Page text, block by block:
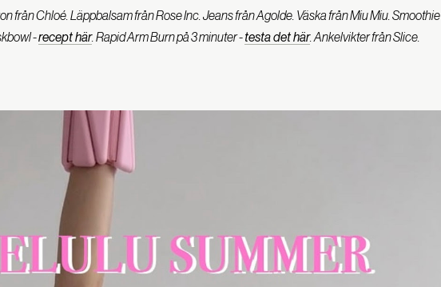
från Chloé. Läppbalsam från Rose Inc. Jeans från Agolde. Väska från Miu Miu. Smoothie
-recept här. Rapid Arm Burn på 3 minuter -testa det här. Ankelvikter från Slice.